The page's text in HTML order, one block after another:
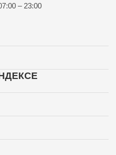
– 23:00